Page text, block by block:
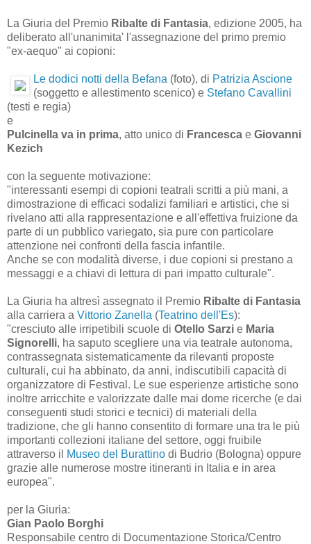
La Giuria del Premio Ribalte di Fantasia, edizione 2005, ha
deliberato all'unanimita' l'assegnazione del primo premio
"ex-aequo" ai copioni:
Le dodici notti della Befana (foto), di Patrizia Ascione
(soggetto e allestimento scenico) e Stefano Cavallini
(testi e regia)
e
Pulcinella va in prima, atto unico di Francesca e Giovanni
Kezich
con la seguente motivazione:
"interessanti esempi di copioni teatrali scritti a più mani, a
dimostrazione di efficaci sodalizi familiari e artistici, che si
rivelano atti alla rappresentazione e all'effettiva fruizione da
parte di un pubblico variegato, sia pure con particolare
attenzione nei confronti della fascia infantile.
Anche se con modalità diverse, i due copioni si prestano a
messaggi e a chiavi di lettura di pari impatto culturale".
La Giuria ha altresì assegnato il Premio Ribalte di Fantasia
alla carriera a Vittorio Zanella (Teatrino dell'Es):
"cresciuto alle irripetibili scuole di Otello Sarzi e Maria
Signorelli, ha saputo scegliere una via teatrale autonoma,
contrassegnata sistematicamente da rilevanti proposte
culturali, cui ha abbinato, da anni, indiscutibili capacità di
organizzatore di Festival. Le sue esperienze artistiche sono
inoltre arricchite e valorizzate dalle mai dome ricerche (e dai
conseguenti studi storici e tecnici) di materiali della
tradizione, che gli hanno consentito di formare una tra le più
importanti collezioni italiane del settore, oggi fruibile
attraverso il
Museo del Burattino di Budrio (Bologna) oppure
grazie alle numerose mostre itineranti in Italia e in area
europea".
per la Giuria:
Gian Paolo Borghi
Responsabile centro di Documentazione Storica/Centro